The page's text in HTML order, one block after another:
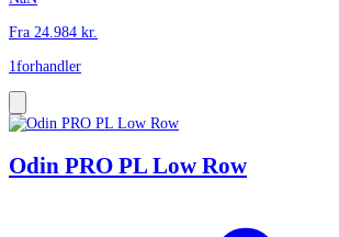
Fra 24.984 kr.
1 forhandler
Odin PRO PL Low Row